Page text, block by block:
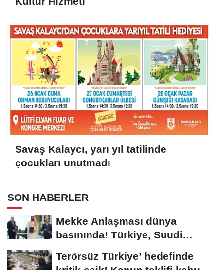
Savaş Kalaycı, yarı yıl tatilinde
çocukları unutmadı
SON HABERLER
Mekke Anlaşması dünya
basınında! Türkiye, Suudi
Terörsüz Türkiye’ hedefinde